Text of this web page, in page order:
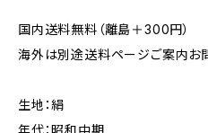
国内送料無料（離島＋300円）
海外は別途送料ページご案内お
生地：絹
年代：昭和中期